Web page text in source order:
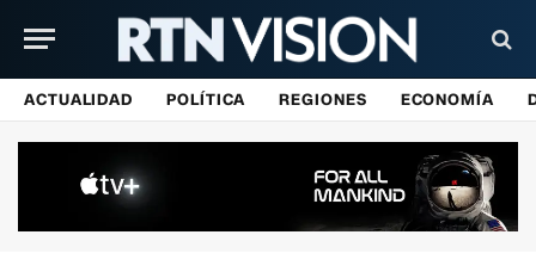
ACTUALIDAD POLÍTICA REGIONES ECONOMÍA